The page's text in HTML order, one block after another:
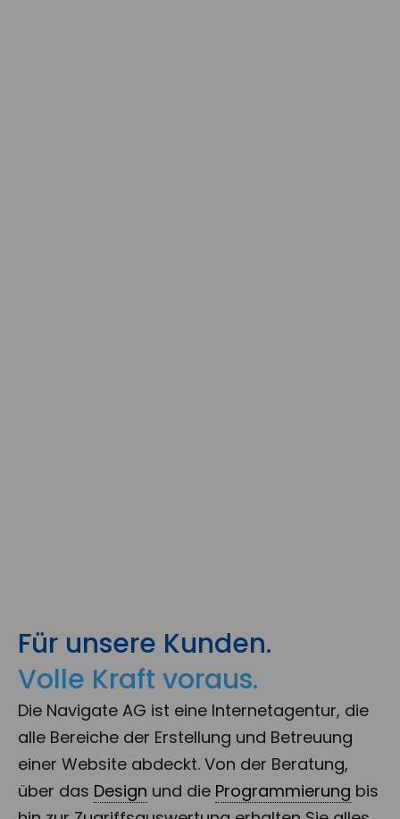
Für unsere Kunden.
Volle Kraft voraus.
Die Navigate AG ist eine Internetagentur, die
alle Bereiche der Erstellung und Betreuung
einer Website abdeckt. Von der Beratung,
über das Design und die Programmierung bis